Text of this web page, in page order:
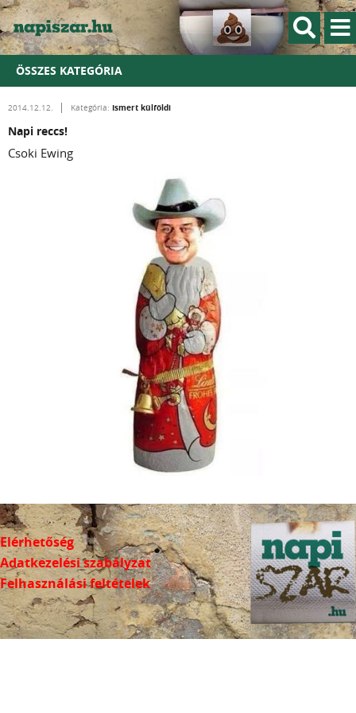
ÖSSZES KATEGÓRIA
2014.12.12. Kategória: Ismert külföldi
Napi reccs!
Csoki Ewing
Elérhetőség
Adatkezelési szabályzat
Felhasználási feltételek